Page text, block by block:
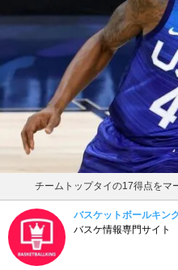
チームトップタイの17得点をマ
バスケットボールキン
バスケ情報専門サイト